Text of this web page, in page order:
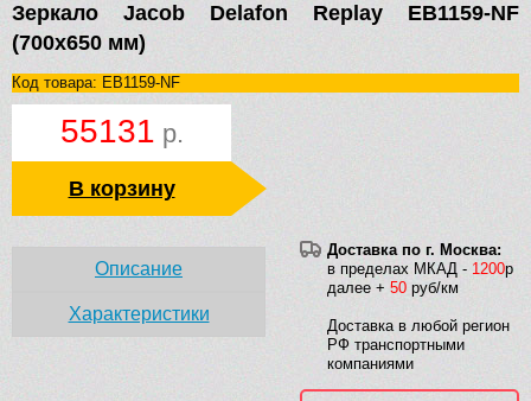
Зеркало Jacob Delafon Replay EB1159-NF
(700х650 мм)
Код товара: EB1159-NF
55131 р.
В корзину
Доставка по г. Москва:
в пределах МКАД - 1200р
далее + 50 руб/км
Доставка в любой регион
РФ транспортными
компаниями
Описание
Характеристики